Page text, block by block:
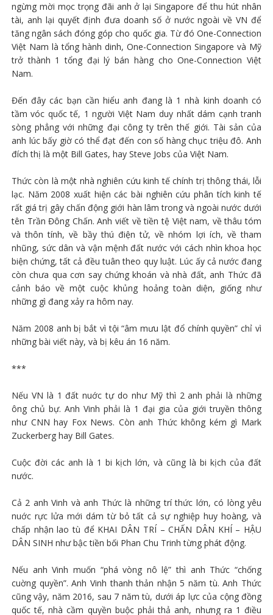
ngừng mời mọc trọng đãi anh ở lại Singapore để thu hút nhân
tài, anh lại quyết định đưa doanh số ở nước ngoài về VN để
tăng ngân sách đóng góp cho quốc gia. Từ đó One-Connection
Việt Nam là tổng hành dinh, One-Connection Singapore và Mỹ
trở thành 1 tổng đại lý bán hàng cho One-Connection Việt
Nam.
Đến đây các bạn cần hiểu anh đang là 1 nhà kinh doanh có
tầm vóc quốc tế, 1 người Việt Nam duy nhất dám cạnh tranh
sòng phẳng với những đại công ty trên thế giới. Tài sản của
anh lúc bấy giờ có thể đạt đến con số hàng chục triệu đô. Anh
đích thị là một Bill Gates, hay Steve Jobs của Việt Nam.
Thức còn là một nhà nghiên cứu kinh tế chính trị thông thái, lỗi
lạc. Năm 2008 xuất hiện các bài nghiên cứu phân tích kinh tế
rất giá trị gây chấn động giới hàn lâm trong và ngoài nước dưới
tên Trần Đông Chấn. Anh viết về tiền tệ Việt nam, về thâu tóm
và thôn tính, về bầy thú điện tử, về nhóm lợi ích, về tham
nhũng, sức dân và vận mệnh đất nước với cách nhìn khoa học
biện chứng, tất cả đều tuân theo quy luật. Lúc ấy cả nước đang
còn chưa qua cơn say chứng khoán và nhà đất, anh Thức đã
cảnh báo về một cuộc khủng hoảng toàn diện, giống như
những gì đang xảy ra hôm nay.
Năm 2008 anh bị bắt vì tội “âm mưu lật đổ chính quyền” chỉ vì
những bài viết này, và bị kêu án 16 năm.
***
Nếu VN là 1 đất nuớc tự do như Mỹ thì 2 anh phải là những
ông chủ bự. Anh Vinh phải là 1 đại gia của giới truyền thông
như CNN hay Fox News. Còn anh Thức không kém gì Mark
Zuckerberg hay Bill Gates.
Cuộc đời các anh là 1 bi kịch lớn, và cũng là bi kịch của đất
nước.
Cả 2 anh Vinh và anh Thức là những trí thức lớn, có lòng yêu
nuớc rực lửa mới dám từ bỏ tất cả sự nghiệp huy hoàng, và
chấp nhận lao tù để KHAI DÂN TRÍ – CHẤN DÂN KHÍ – HẬU
DÂN SINH như bậc tiền bối Phan Chu Trinh từng phát động.
Nếu anh Vinh muốn “phá vòng nô lệ” thì anh Thức “chống
cuờng quyền”. Anh Vinh thanh thản nhận 5 năm tù. Anh Thức
cũng vậy, năm 2016, sau 7 năm tù, dưới áp lực của cộng đồng
quốc tế, nhà cầm quyền buộc phải thả anh, nhưng ra 1 điều